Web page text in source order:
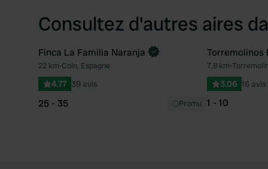
Consultez d'autres aires
Préféré
Reserve maintenant
Finca La Familia Naranja
22 km•Coín, Espagne
4.77 39 avis
25 - 35 Promu
Torremolinos
7,8 km•
3.06 16 avis
1 - 10